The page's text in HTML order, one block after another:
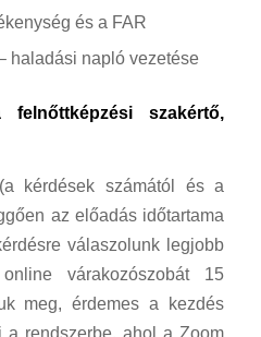
és a FAR
haladási napló vezetése
szakértő,
kérdések számától és a
az előadás időtartama
válaszolunk legjobb
várakozószobát 15
meg, érdemes a kezdés
a rendszerbe, ahol a Zoom